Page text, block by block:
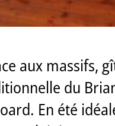
aux massifs,
du
En été